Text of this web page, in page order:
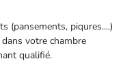
(pansements, piqures....)
votre chambre
qualifié.